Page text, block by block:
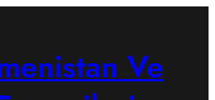
Ve